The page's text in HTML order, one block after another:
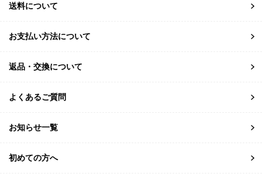
送料について
お支払い方法について
返品・交換について
よくあるご質問
お知らせ一覧
初めての方へ